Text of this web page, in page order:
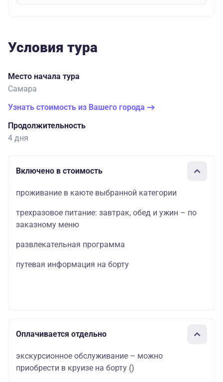
Условия тура
Место начала тура
Самара
Узнать стоимость из Вашего города
Продолжительность
4 дня
Включено в стоимость
проживание в каюте выбранной категории
трехразовое питание: завтрак, обед и ужин – по
заказному меню
развлекательная программа
путевая информация на борту
Оплачивается отдельно
экскурсионное обслуживание – можно
приобрести в круизе на борту ()